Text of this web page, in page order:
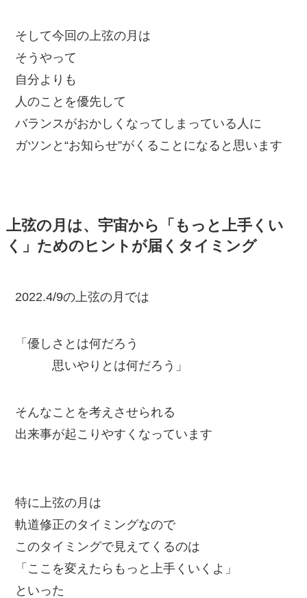
そして今回の上弦の月は
そうやって
自分よりも
人のことを優先して
バランスがおかしくなってしまっている人に
ガツンと“お知らせ”がくることになると思います
上弦の月は、宇宙から「もっと上手くい
く」ためのヒントが届くタイミング
2022.4/9の上弦の月では
「優しさとは何だろう
思いやりとは何だろう」
そんなことを考えさせられる
出来事が起こりやすくなっています
特に上弦の月は
軌道修正のタイミングなので
このタイミングで見えてくるのは
「ここを変えたらもっと上手くいくよ」
といった